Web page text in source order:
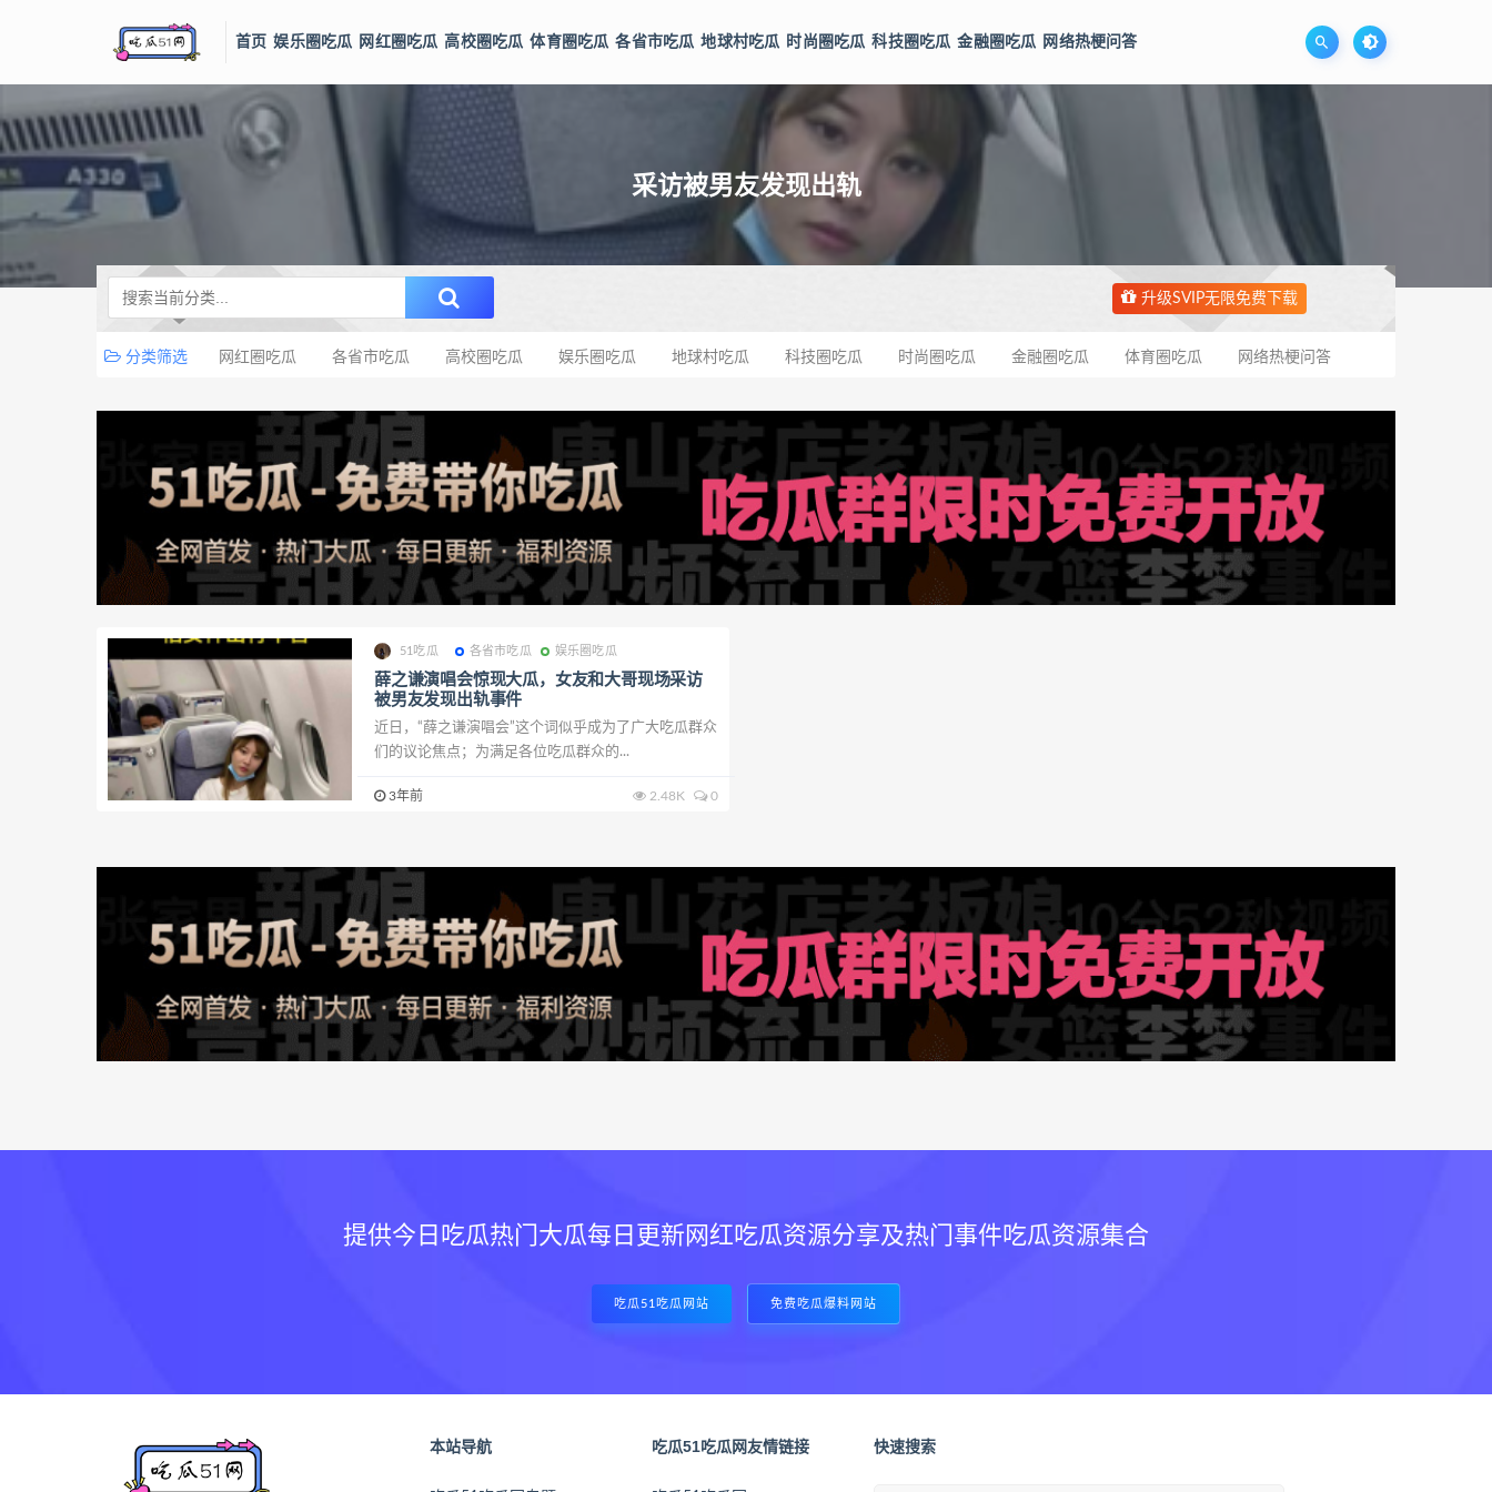
首页 娱乐圈吃瓜 网红圈吃瓜 高校圈吃瓜 体育圈吃瓜 各省市吃瓜 地球村吃瓜 时尚圈吃瓜 科技圈吃瓜 金融圈吃瓜 网络热梗问答
采访被男友发现出轨
升级SVIP无限免费下载
分类筛选 网红圈吃瓜 各省市吃瓜 高校圈吃瓜 娱乐圈吃瓜 地球村吃瓜 科技圈吃瓜 时尚圈吃瓜 金融圈吃瓜 体育圈吃瓜 网络热梗问答
51吃瓜 各省市吃瓜 娱乐圈吃瓜
薛之谦演唱会惊现大瓜，女友和大哥现场采访
被男友发现出轨事件
近日，“薛之谦演唱会”这个词似乎成为了广大吃瓜群众
们的议论焦点；为满足各位吃瓜群众的...
3年前 2.48K 0
提供今日吃瓜热门大瓜每日更新网红吃瓜资源分享及热门事件吃瓜资源集合
吃瓜51吃瓜网站 免费吃瓜爆料网站
本站导航 吃瓜51吃瓜网友情链接 快速搜索